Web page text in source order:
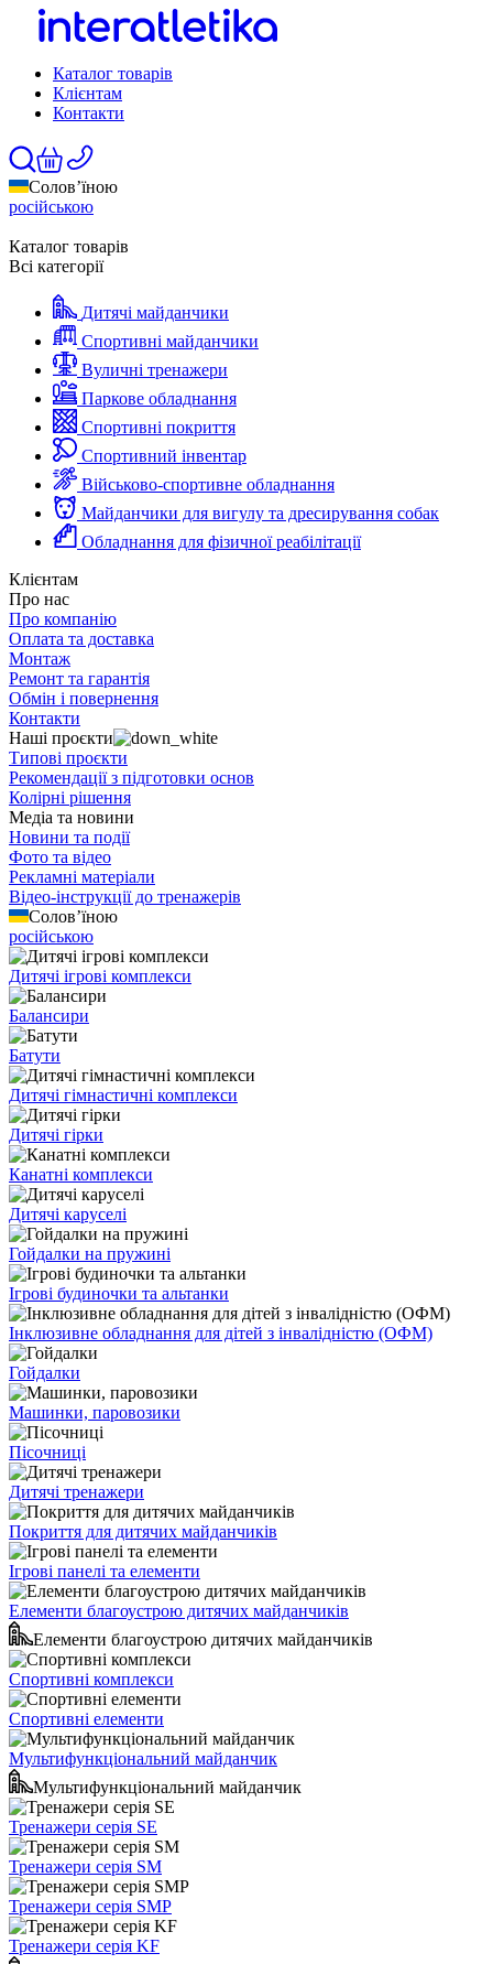
Каталог товарів
Клієнтам
Контакти
Солов’їною
російською
Каталог товарів
Всі категорії
Дитячі майданчики
Спортивні майданчики
Вуличні тренажери
Паркове обладнання
Спортивні покриття
Спортивний інвентар
Військово-спортивне обладнання
Майданчики для вигулу та дресирування собак
Обладнання для фізичної реабілітації
Клієнтам
Про нас
Про компанію
Оплата та доставка
Монтаж
Ремонт та гарантія
Обмін і повернення
Контакти
Наші проєкти
Типові проєкти
Рекомендації з підготовки основ
Колірні рішення
Медіа та новини
Новини та події
Фото та відео
Рекламні матеріали
Відео-інструкції до тренажерів
Солов’їною
російською
Дитячі ігрові комплекси
Балансири
Батути
Дитячі гімнастичні комплекси
Дитячі гірки
Канатні комплекси
Дитячі каруселі
Гойдалки на пружині
Ігрові будиночки та альтанки
Інклюзивне обладнання для дітей з інвалідністю (ОФМ)
Гойдалки
Машинки, паровозики
Пісочниці
Дитячі тренажери
Покриття для дитячих майданчиків
Ігрові панелі та елементи
Елементи благоустрою дитячих майданчиків
Елементи благоустрою дитячих майданчиків
Спортивні комплекси
Спортивні елементи
Мультифункціональний майданчик
Мультифункціональний майданчик
Тренажери серія SE
Тренажери серія SM
Тренажери серія SMP
Тренажери серія KF